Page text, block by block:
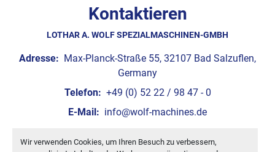
Wir verwenden Cookies, um Ihren Besuch zu verbessern,
Kontaktieren
LOTHAR A. WOLF SPEZIALMASCHINEN-GMBH
Adresse: Max-Planck-Straße 55, 32107 Bad Salzuflen,
Germany
Telefon: +49 (0) 52 22 / 98 47 - 0
E-Mail: info@wolf-machines.de
Cookie-Einstellungen